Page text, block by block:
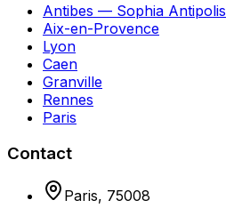
Antibes — Sophia Antipolis
Aix-en-Provence
Lyon
Caen
Granville
Rennes
Paris
Contact
Paris, 75008